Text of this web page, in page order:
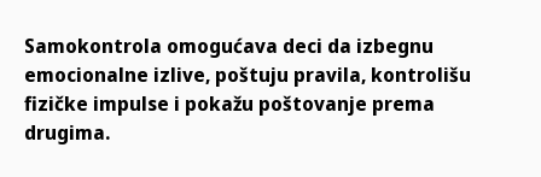
Samokontrola omogućava deci da izbegnu
emocionalne izlive, poštuju pravila, kontrolišu
fizičke impulse i pokažu poštovanje prema
drugima.